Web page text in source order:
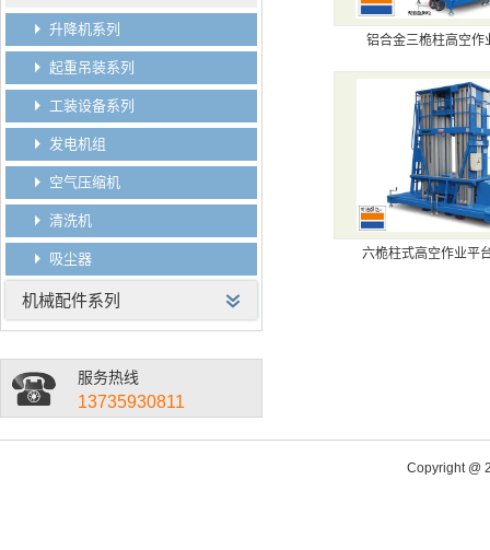
升降机系列
起重吊装系列
工装设备系列
发电机组
空气压缩机
清洗机
吸尘器
机械配件系列
服务热线
13735930811
铝合金三桅柱高空作
六桅柱式高空作业平
Copyright @